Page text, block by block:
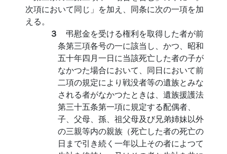
次項において同じ」を加え、同条に次の一項を加
える。
３ 弔慰金を受ける権利を取得した者が前
条第三項各号の一に該当し、かつ、昭和
五十年四月一日に当該死亡した者の子が
なかつた場合において、同日において前
二項の規定により戦没者等の遺族とみな
される者がなかつたときは、遺族援護法
第三十五条第一項に規定する配偶者、
子、父母、孫、祖父母及び兄弟姉妹以外
の三親等内の親族（死亡した者の死亡の
日まで引き続く一年以上その者によつて